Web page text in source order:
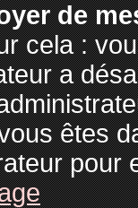
de
cela :
a
êtes
pour